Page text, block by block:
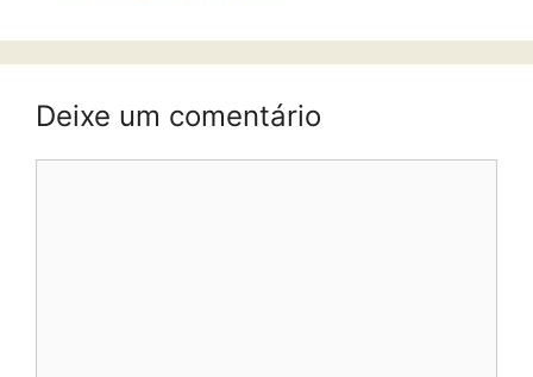
Deixe um comentário